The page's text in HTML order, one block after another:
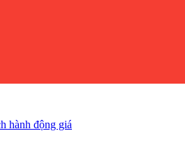
hành động giá